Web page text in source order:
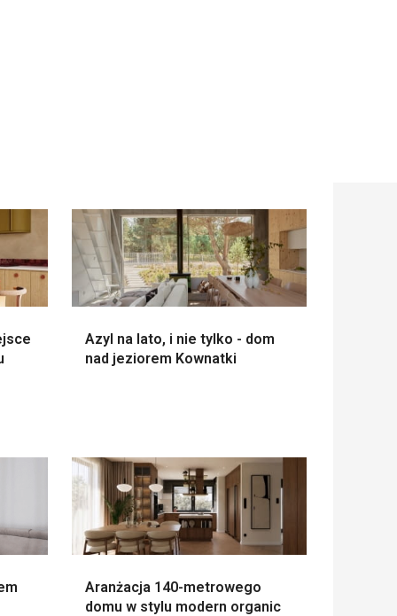
Azyl na lato, i nie tylko - dom
nad jeziorem Kownatki
Aranżacja 140-metrowego
domu w stylu modern organic